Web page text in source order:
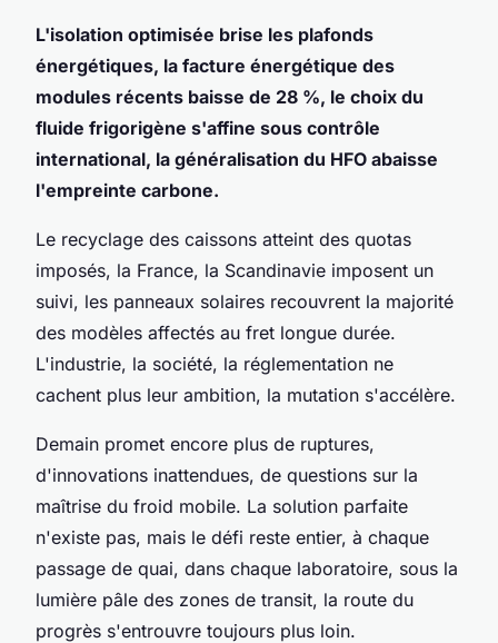
L'isolation optimisée brise les plafonds
énergétiques, la facture énergétique des
modules récents baisse de 28 %, le choix du
fluide frigorigène s'affine sous contrôle
international, la généralisation du HFO abaisse
l'empreinte carbone.
Le recyclage des caissons atteint des quotas
imposés, la France, la Scandinavie imposent un
suivi, les panneaux solaires recouvrent la majorité
des modèles affectés au fret longue durée.
L'industrie, la société, la réglementation ne
cachent plus leur ambition, la mutation s'accélère.
Demain promet encore plus de ruptures,
d'innovations inattendues, de questions sur la
maîtrise du froid mobile. La solution parfaite
n'existe pas, mais le défi reste entier, à chaque
passage de quai, dans chaque laboratoire, sous la
lumière pâle des zones de transit, la route du
progrès s'entrouvre toujours plus loin.